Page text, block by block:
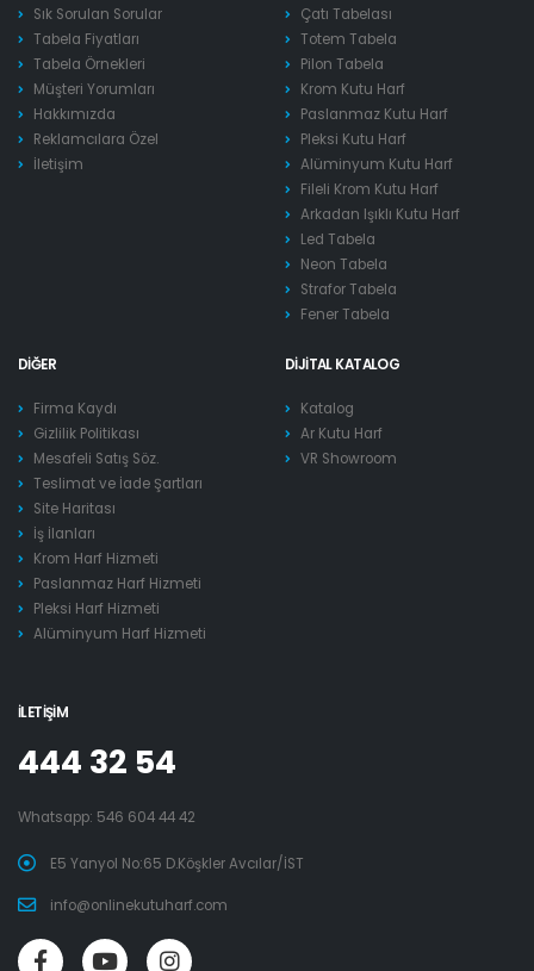
Sık Sorulan Sorular
Tabela Fiyatları
Tabela Örnekleri
Müşteri Yorumları
Hakkımızda
Reklamcılara Özel
İletişim
Çatı Tabelası
Totem Tabela
Pilon Tabela
Krom Kutu Harf
Paslanmaz Kutu Harf
Pleksi Kutu Harf
Alüminyum Kutu Harf
Fileli Krom Kutu Harf
Arkadan Işıklı Kutu Harf
Led Tabela
Neon Tabela
Strafor Tabela
Fener Tabela
DIĞER
Firma Kaydı
Gizlilik Politikası
Mesafeli Satış Söz.
Teslimat ve İade Şartları
Site Haritası
İş İlanları
Krom Harf Hizmeti
Paslanmaz Harf Hizmeti
Pleksi Harf Hizmeti
Alüminyum Harf Hizmeti
DIJITAL KATALOG
Katalog
Ar Kutu Harf
VR Showroom
İLETIŞIM
444 32 54
Whatsapp: 546 604 44 42
E5 Yanyol No:65 D.Köşkler Avcılar/İST
info@onlinekutuharf.com